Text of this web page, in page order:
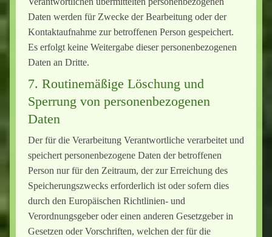
Daten werden für Zwecke der Bearbeitung oder der
Kontaktaufnahme zur betroffenen Person gespeichert.
Es erfolgt keine Weitergabe dieser personenbezogenen
Daten an Dritte.
7. Routinemäßige Löschung und
Sperrung von personenbezogenen
Daten
Der für die Verarbeitung Verantwortliche verarbeitet und
speichert personenbezogene Daten der betroffenen
Person nur für den Zeitraum, der zur Erreichung des
Speicherungszwecks erforderlich ist oder sofern dies
durch den Europäischen Richtlinien- und
Verordnungsgeber oder einen anderen Gesetzgeber in
Gesetzen oder Vorschriften, welchen der für die